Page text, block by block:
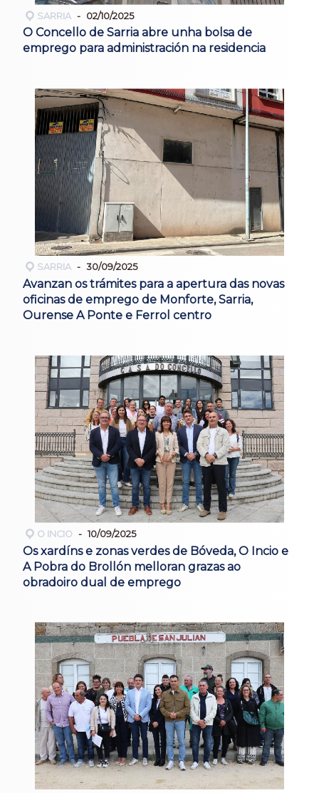
SARRIA 02/10/2025
O Concello de Sarria abre unha bolsa de
emprego para administración na residencia
SARRIA 30/09/2025
Avanzan os trámites para a apertura das novas
oficinas de emprego de Monforte, Sarria,
Ourense A Ponte e Ferrol centro
O INCIO 10/09/2025
Os xardíns e zonas verdes de Bóveda, O Incio e
A Pobra do Brollón melloran grazas ao
obradoiro dual de emprego